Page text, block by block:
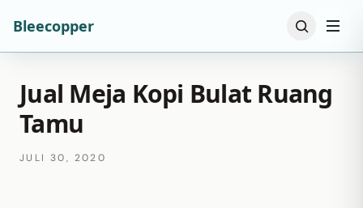
Bleecopper
Jual Meja Kopi Bulat Ruang
Tamu
JULI 30, 2020